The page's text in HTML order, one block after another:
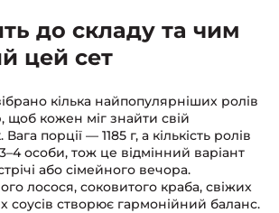
до складу та чим
цей сет
кілька найпопулярніших ролів
щоб кожен міг знайти свій
порції — 1185 г, а кількість ролів
особи, тож це відмінний варіант
або сімейного вечора.
лосося, соковитого краба, свіжих
соусів створює гармонійний баланс.